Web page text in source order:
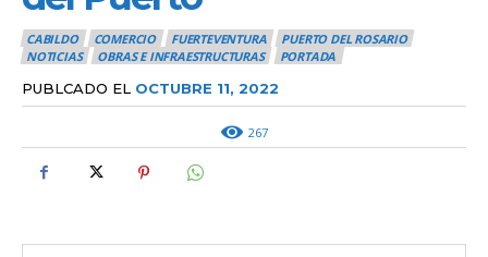
CABILDO COMERCIO FUERTEVENTURA
PUERTO DEL ROSARIO
NOTICIAS
OBRAS E INFRAESTRUCTURAS PORTADA
PUBLCADO EL OCTUBRE 11, 2022
267